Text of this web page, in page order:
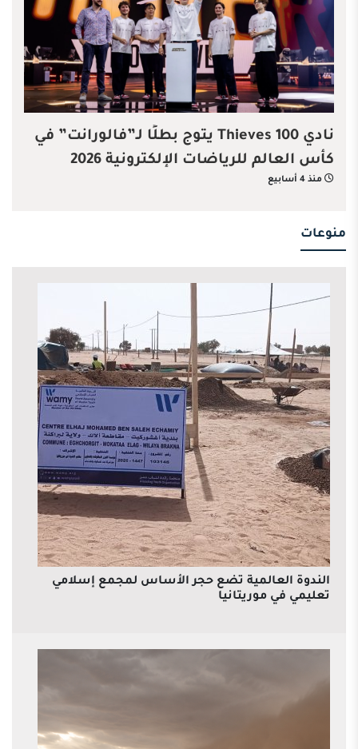
نادي 100 Thieves يتوج بطلًا لـ”فالورانت” في
كأس العالم للرياضات الإلكترونية 2026
منذ 4 أسابيع
منوعات
الندوة العالمية تضع حجر الأساس لمجمع إسلامي
تعليمي في موريتانيا